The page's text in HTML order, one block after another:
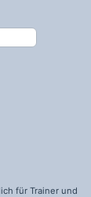
für Trainer und